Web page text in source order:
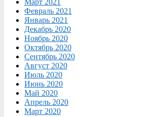
Февраль 2021
Январь 2021
Декабрь 2020
Ноябрь 2020
Октябрь 2020
Сентябрь 2020
Август 2020
Июль 2020
Июнь 2020
Май 2020
Апрель 2020
Март 2020